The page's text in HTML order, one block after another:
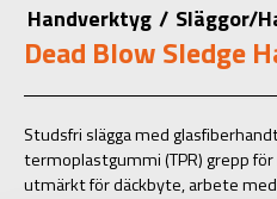
Handverktyg / Släggor/
Dead Blow Sledge
Studsfri slägga med
termoplastgummi (TPR) grepp
utmärkt för däckbyte, arbete